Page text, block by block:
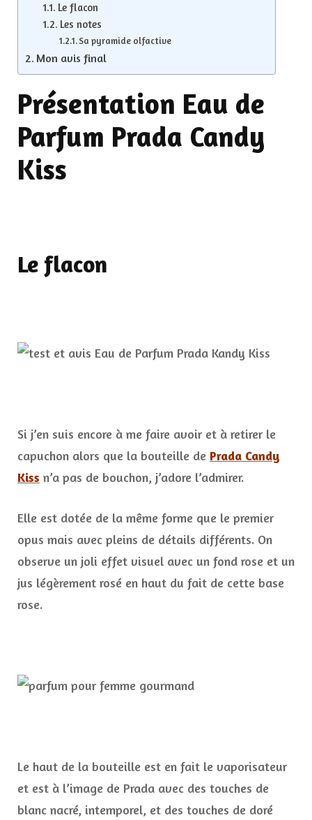
Le flacon
Les notes
Sa pyramide olfactive
Mon avis final
Présentation Eau de
Parfum Prada Candy
Kiss
Le flacon
Si j’en suis encore à me faire avoir et à retirer le
capuchon alors que la bouteille de Prada Candy
Kiss n’a pas de bouchon, j’adore l’admirer.
Elle est dotée de la même forme que le premier
opus mais avec pleins de détails différents. On
observe un joli effet visuel avec un fond rose et un
jus légèrement rosé en haut du fait de cette base
rose.
Le haut de la bouteille est en fait le vaporisateur
et est à l’image de Prada avec des touches de
blanc nacré, intemporel, et des touches de doré